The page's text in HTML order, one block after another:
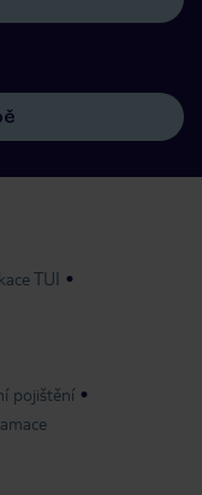
TUI
pojištění